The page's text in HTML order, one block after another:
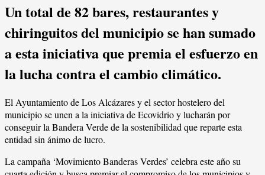
Un total de 82 bares, restaurantes y
chiringuitos del municipio se han sumado
a esta iniciativa que premia el esfuerzo en
la lucha contra el cambio climático.
El Ayuntamiento de Los Alcázares y el sector hostelero del
municipio se unen a la iniciativa de Ecovidrio y lucharán por
conseguir la Bandera Verde de la sostenibilidad que reparte esta
entidad sin ánimo de lucro.
La campaña ‘Movimiento Banderas Verdes’ celebra este año su